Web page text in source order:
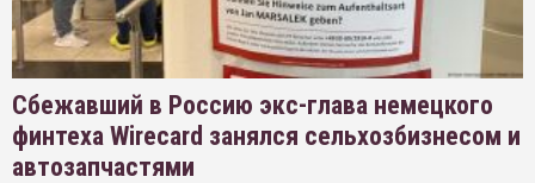
Сбежавший в Россию экс-глава немецкого
финтеха Wirecard занялся сельхозбизнесом и
автозапчастями